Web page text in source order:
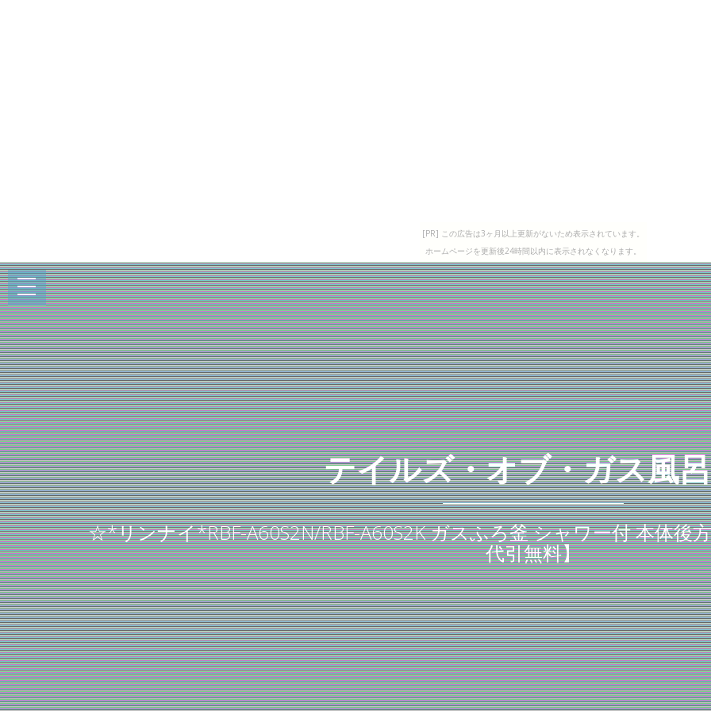
[PR] この広告は3ヶ月以上更新がないため表示されています。
ホームページを更新後24時間以内に表示されなくなります。
テイルズ・オブ・ガス風
☆*リンナイ*RBF-A60S2N/RBF-A60S2K ガスふろ釜 シャワー付 本体後
代引無料】